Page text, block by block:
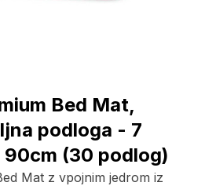
Bed Mat,
podloga - 7
(30 podlog)
Mat z vpojnim jedrom iz